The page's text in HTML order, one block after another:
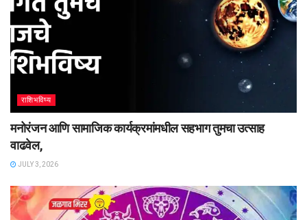
राशिभविष्य
मनोरंजन आणि सामाजिक कार्यक्रमांमधील सहभाग तुमचा उत्साह
वाढवेल,
JULY 3, 2026